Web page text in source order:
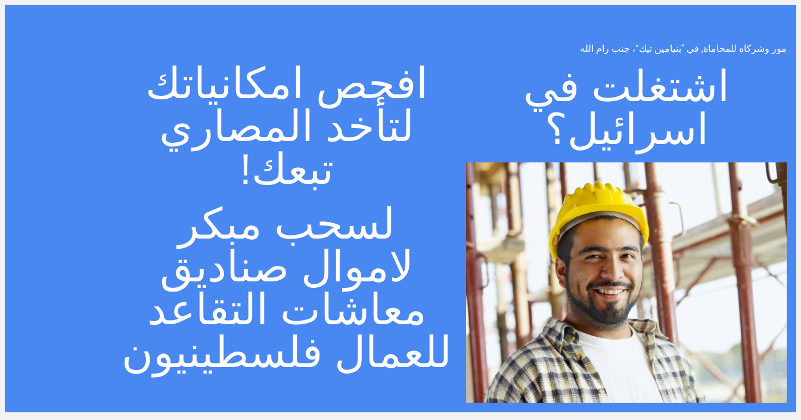
مور وشركاه للمحاماة, في “بنيامين تيك”، جنب رام الله
اشتغلت في
اسرائيل؟
افحص
امكانياتك
لتأخد المصاري
تبعك!
لسحب مبكر
لاموال صناديق
معاشات التقاعد
للعمال فلسطينيون